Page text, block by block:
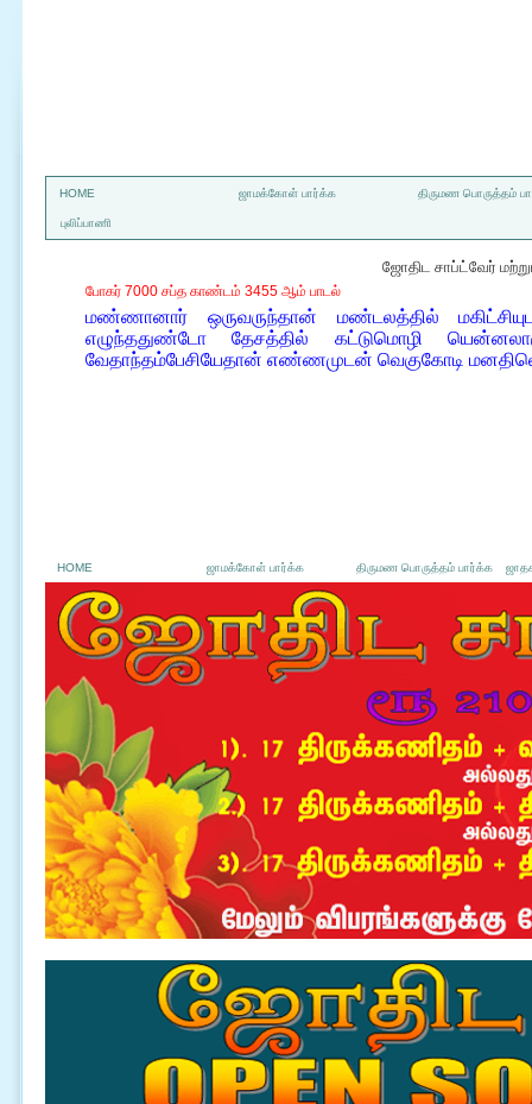
HOME ஜாமக்கோள் பார்க்க திருமண பொருத்தம்
புலிப்பாணி
ஜோதிட சாப்ட்வேர்
போகர் 7000 சப்த காண்டம் 3455 ஆம் பாடல்
மண்ணானார் ஒருவருந்தான் மண்டலத்தில்
எழுந்ததுண்டோ தேசத்தில் கட்டுமொழி
வேதாந்தம்பேசியேதான் எண்ணமுடன் வெகுகோடி
HOME ஜாமக்கோள் பார்க்க திருமண பொருத்தம் பார்க்க